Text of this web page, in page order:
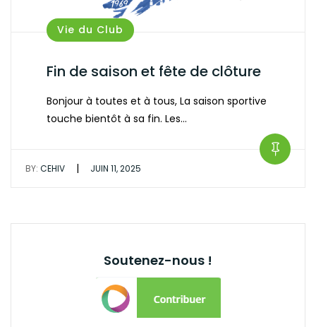
Vie du Club
Fin de saison et fête de clôture
Bonjour à toutes et à tous, La saison sportive
touche bientôt à sa fin. Les…
BY: CEHIV | JUIN 11, 2025
Soutenez-nous !